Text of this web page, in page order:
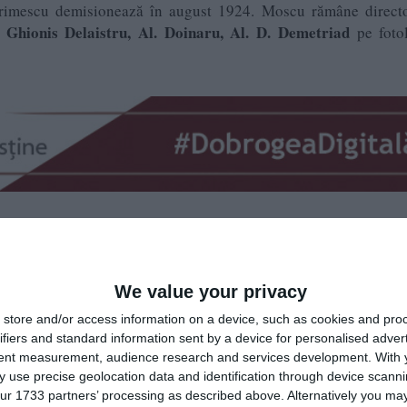
We value your privacy
store and/or access information on a device, such as cookies and
and standard information sent by a device for personalised
measurement, audience research and services development. With
use precise geolocation data and identification through device
1733 partners’ processing as described above. Alternatively you
demisionează în august 1924. Moscu rămâne
Ghionis Delaistru, Al. Doinaru, Al. D. Demetriad pe
ale ziarului. Inițial susținător liberal, apoi al PNȚ, ca în final,
ideologiei de extremă stânga.
ziarului:
al rubricii„Cronica literară“,Carol Blum, C.Borceanu,
, redactor al rubricii„Cronica industrială şi agricolă“,
Al. D. Doinaru, Ion Gabroveanu, D.Ghionis-